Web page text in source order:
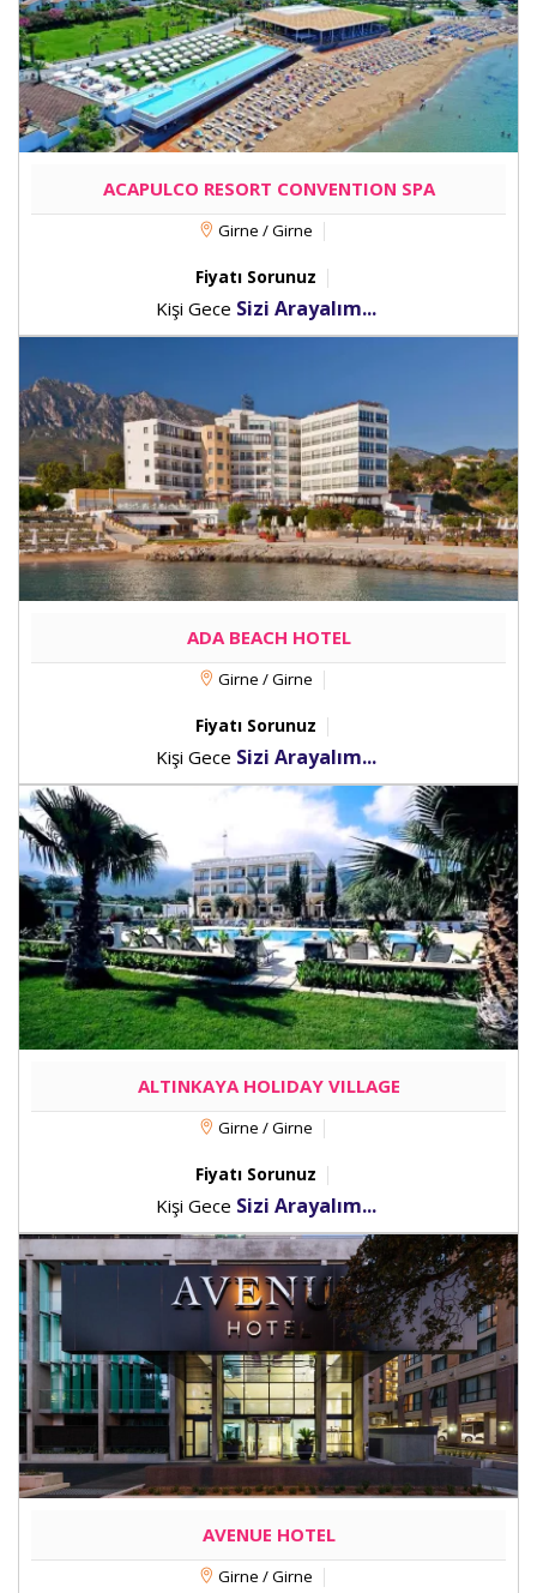
ACAPULCO RESORT CONVENTION SPA
Girne / Girne
Fiyatı Sorunuz
Kişi Gece Sizi Arayalım...
ADA BEACH HOTEL
Girne / Girne
Fiyatı Sorunuz
Kişi Gece Sizi Arayalım...
ALTINKAYA HOLIDAY VILLAGE
Girne / Girne
Fiyatı Sorunuz
Kişi Gece Sizi Arayalım...
AVENUE HOTEL
Girne / Girne